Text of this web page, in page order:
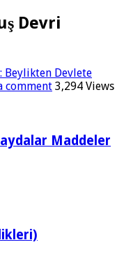
Devri
Beylikten Devlete
comment 3,294 Views
Maddeler